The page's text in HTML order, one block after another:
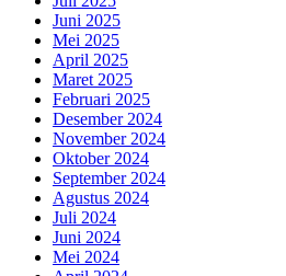
Juni 2025
Mei 2025
April 2025
Maret 2025
Februari 2025
Desember 2024
November 2024
Oktober 2024
September 2024
Agustus 2024
Juli 2024
Juni 2024
Mei 2024